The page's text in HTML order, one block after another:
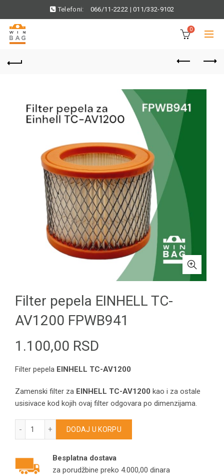
Telefoni: 066/11-2222 |011/332-9102
0
Filter pepela EINHELL TC-
AV1200 FPWB941
1.100,00 RSD
Filter pepela EINHELL TC-AV1200
Zamenski filter za EINHELL TC-AV1200 kao i za ostale
usisivace kod kojih ovaj filter odgovara po dimenzijama.
DODAJ U KORPU
Besplatna dostava
za porudžbine preko 4.000,00 dinara